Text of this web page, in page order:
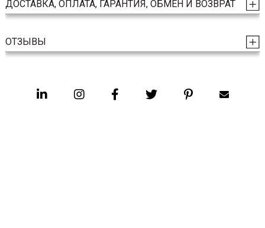
ДОСТАВКА, ОПЛАТА, ГАРАНТИЯ, ОБМЕН И ВОЗВРАТ
ОТЗЫВЫ